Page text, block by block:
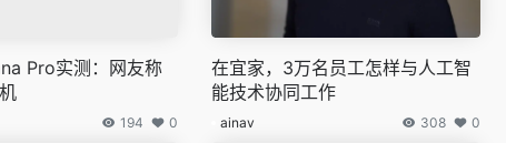
Pro实测：网友称
194 0
在宜家，3万名员工怎样与人工智
能技术协同工作
ainav 308 0